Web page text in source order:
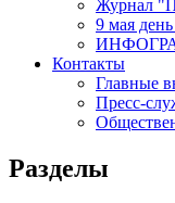
Журнал
9 мая
Контакты
Главные
Пресс-
Разделы